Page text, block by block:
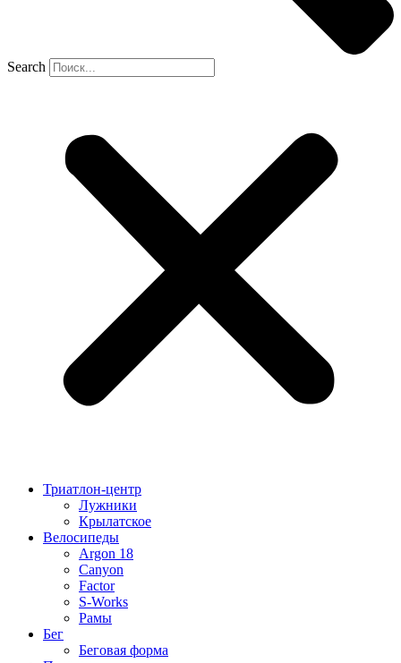
Search
Триатлон-центр
Лужники
Крылатское
Велосипеды
Argon 18
Canyon
Factor
S-Works
Рамы
Бег
Беговая форма